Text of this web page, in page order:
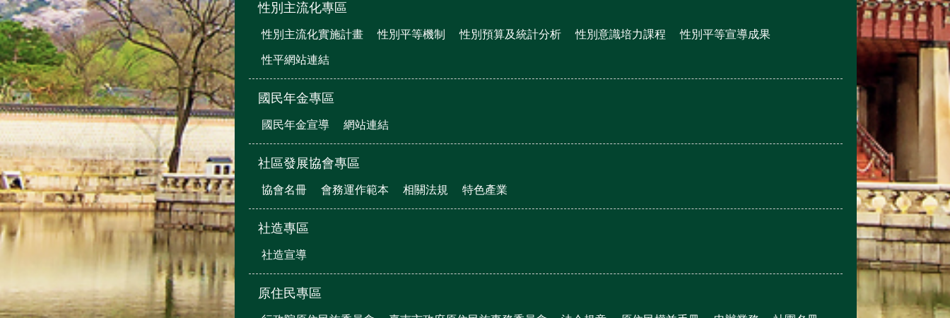
性別主流化專區
性別主流化實施計畫 性別平等機制 性別預算及統計分析 性別意識培力課程 性別平等宣導成果
性平網站連結
國民年金專區
國民年金宣導 網站連結
社區發展協會專區
協會名冊 會務運作範本 相關法規 特色產業
社造專區
社造宣導
原住民專區